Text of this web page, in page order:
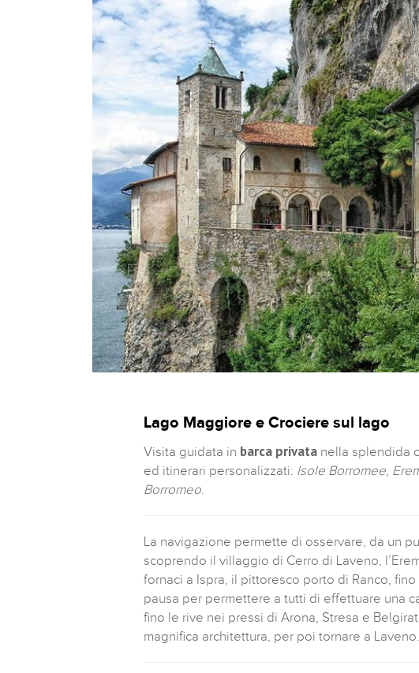
Lago Maggiore e Crociere sul lago
Visita guidata in barca privata nella splendida
ed itinerari personalizzati: Isole Borromee,
Borromeo.
La navigazione permette di osservare, da un
scoprendo il villaggio di Cerro di Laveno,
fornaci a Ispra, il pittoresco porto di Ranco,
pausa per permettere a tutti di effettuare una
fino le rive nei pressi di Arona, Stresa e
magnifica architettura, per poi tornare a Laveno.